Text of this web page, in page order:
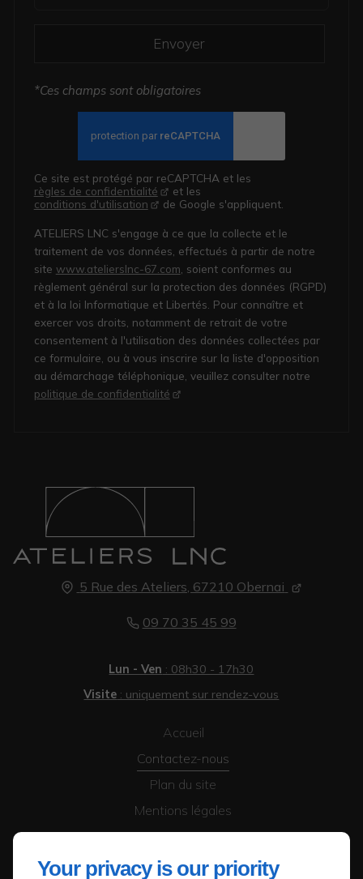
Your privacy is our priority
Envoyer
*Ces champs sont obligatoires
Ce site est protégé par reCAPTCHA et les
règles de confidentialité
et les
conditions d'utilisation
de Google s'appliquent.
ATELIERS LNC s'engage à ce que la collecte et le
traitement de vos données, effectués à partir de notre
site www.atelierslnc-67.com , soient conformes au
règlement général sur la protection des données (RGPD)
et à la loi Informatique et Libertés. Pour connaître et
exercer vos droits, notamment de retrait de votre
consentement à l'utilisation des données collectées par
ce formulaire, ou à vous inscrire sur la liste d'opposition
au démarchage téléphonique, veuillez consulter notre
politique de confidentialité
5 Rue des Ateliers, 67210 Obernai
09 70 35 45 99
Lun - Ven : 08h30 - 17h30
Visite : uniquement sur rendez-vous
Accueil
Contactez-nous
Plan du site
Mentions légales